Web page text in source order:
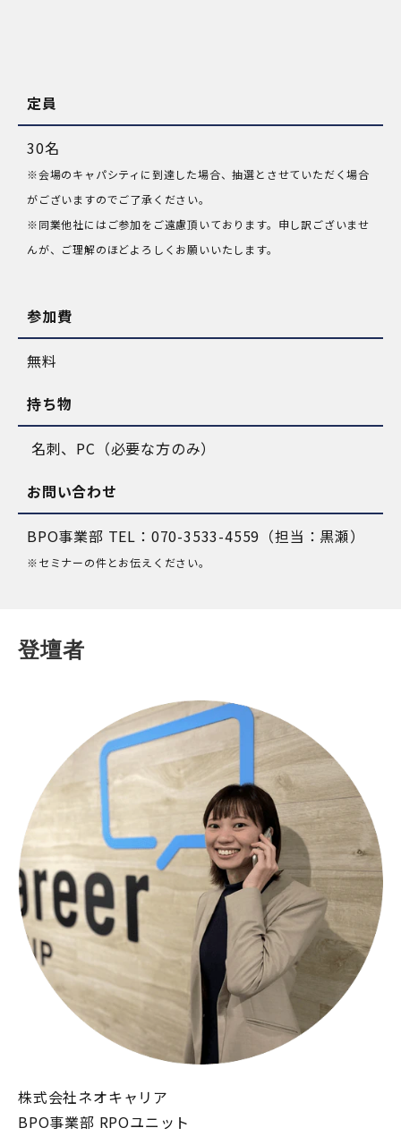
定員
30名
※会場のキャパシティに到達した場合、抽選とさせていただく場合
がございますのでご了承ください。
※同業他社にはご参加をご遠慮頂いております。申し訳ございませ
んが、ご理解のほどよろしくお願いいたします。
参加費
無料
持ち物
名刺、PC（必要な方のみ）
お問い合わせ
BPO事業部 TEL：070-3533-4559（担当：黒瀬）
※セミナーの件とお伝えください。
登壇者
株式会社ネオキャリア
BPO事業部 RPOユニット